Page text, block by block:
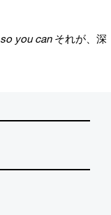
so you can それが、深